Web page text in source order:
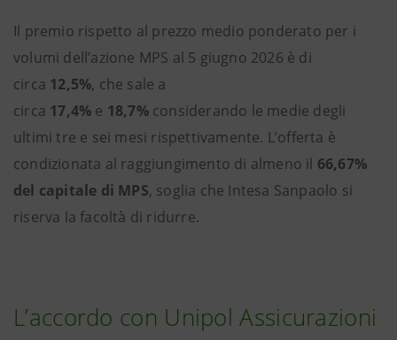
Il premio rispetto al prezzo medio ponderato per i
volumi dell’azione MPS al 5 giugno 2026 è di
circa 12,5%, che sale a
circa 17,4% e 18,7%considerando le medie degli
ultimi tre e sei mesi rispettivamente. L’offerta è
condizionata al raggiungimento di almeno il 66,67%
del capitale di MPS, soglia che Intesa Sanpaolo si
riserva la facoltà di ridurre.
L’accordo con Unipol Assicurazioni